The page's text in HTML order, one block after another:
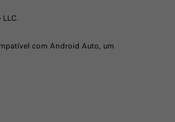
com Android Auto, um